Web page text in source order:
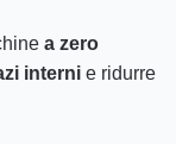
a zero
interni e ridurre